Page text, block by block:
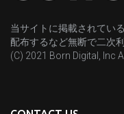
当サイトに掲載されてい
配布するなど無断で二次
(C) 2021 Born Digital, Inc